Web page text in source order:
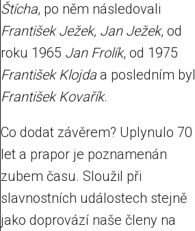
Štícha, po něm následovali
František Ježek, Jan Ježek, od
roku 1965 Jan Frolík, od 1975
František Klojda a posledním byl
František Kovařík.
Co dodat závěrem? Uplynulo 70
let a prapor je poznamenán
zubem času. Sloužil při
slavnostních událostech stejně
jako doprovází naše členy na